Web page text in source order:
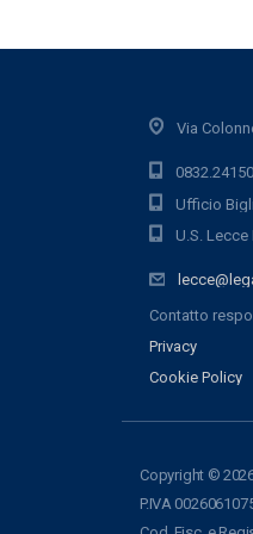
Via
Ufficio
U.S.
Contatto
Privacy
Cookie Policy
Copyright ©
P.IVA